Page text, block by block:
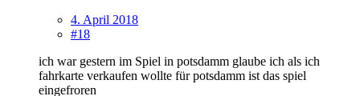
4. April 2018
#18
ich war gestern im Spiel in potsdamm glaube ich als ich
fahrkarte verkaufen wollte für potsdamm ist das spiel
eingefroren